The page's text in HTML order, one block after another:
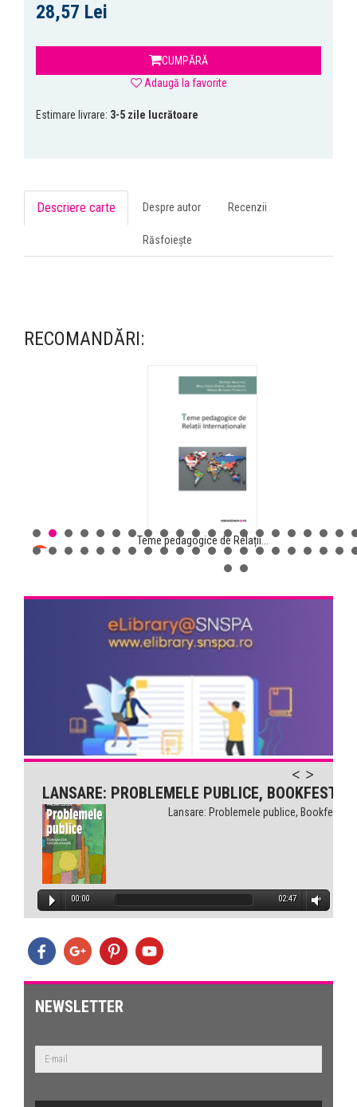
28,57 Lei
CUMPĂRĂ
Adaugă la favorite
Estimare livrare: 3-5 zile lucrătoare
Descriere carte Despre autor Recenzii
Răsfoiește
RECOMANDĂRI:
Teme pedagogice de Relații...
Comunicarea pentru sănătate...
LANSARE: PROBLEMELE PUBLICE, BOOKFEST
Lansare: Problemele publice, Bookfest
00:00 02:47
NEWSLETTER